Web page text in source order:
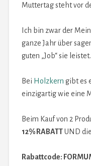
Muttertag steht vor
Ich bin zwar der
ganze Jahr über
guten „Job“ sie leistet.
Bei Holzkern gibt es
einzigartig wie eine
Beim Kauf von 2
12% RABATTUND die
Rabattcode: